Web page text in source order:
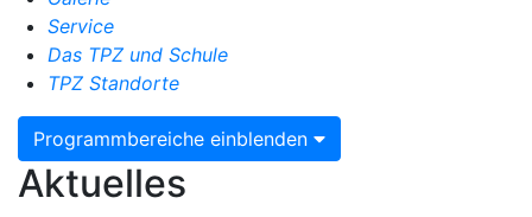
Service
Das TPZ und Schule
TPZ Standorte
Programmbereiche einblenden
Aktuelles